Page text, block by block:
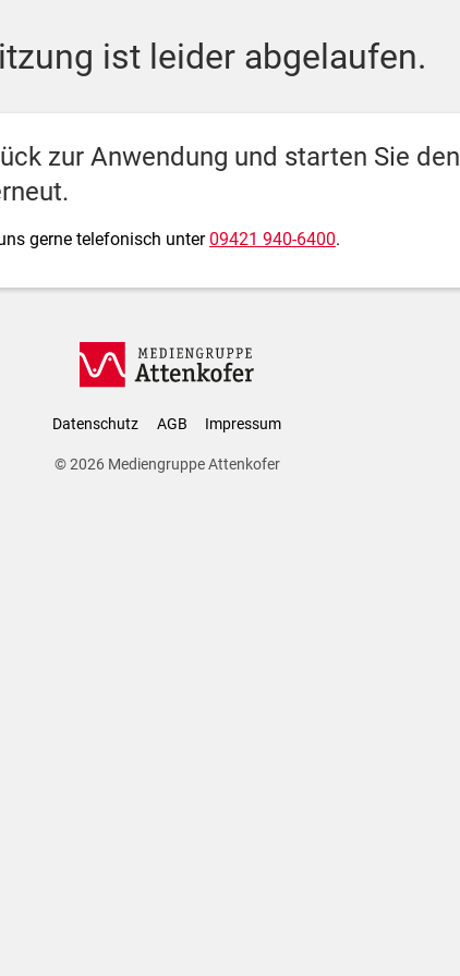
Attenkofer
ist leider abgelaufen.
zur Anwendung und starten Sie den
gerne telefonisch unter09421 940-6400.
Datenschutz AGB Impressum
© 2026 Mediengruppe Attenkofer